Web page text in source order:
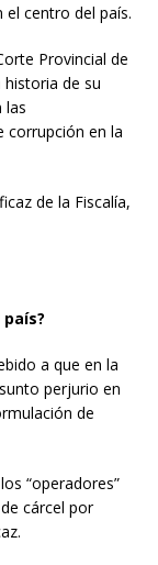
el centro del país.
Provincial de
historia de su
las
corrupción en la
de la Fiscalía,
a que en la
perjurio en
de
“operadores”
cárcel por